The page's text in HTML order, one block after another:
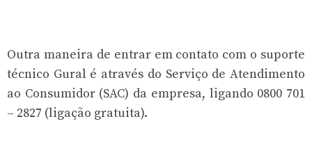
Outra maneira de entrar em contato com o suporte
técnico Gural é através do Serviço de Atendimento
ao Consumidor (SAC) da empresa, ligando 0800 701
– 2827 (ligação gratuita).